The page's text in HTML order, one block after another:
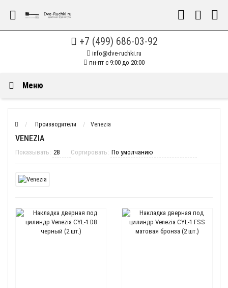
+7 (499) 686-03-92
info@dve-ruchki.ru
пн-пт с 9:00 до 20:00
Меню
Производители Venezia
VENEZIA
Показывать: Сортировать: